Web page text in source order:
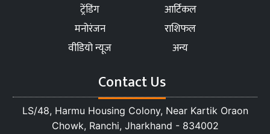
ट्रेंडिंग
आर्टिकल
मनोरंजन
राशिफल
वीडियो न्यूज
अन्य
Contact Us
LS/48, Harmu Housing Colony, Near Kartik Oraon
Chowk, Ranchi, Jharkhand - 834002